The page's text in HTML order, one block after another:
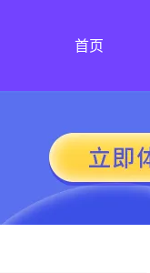
首页